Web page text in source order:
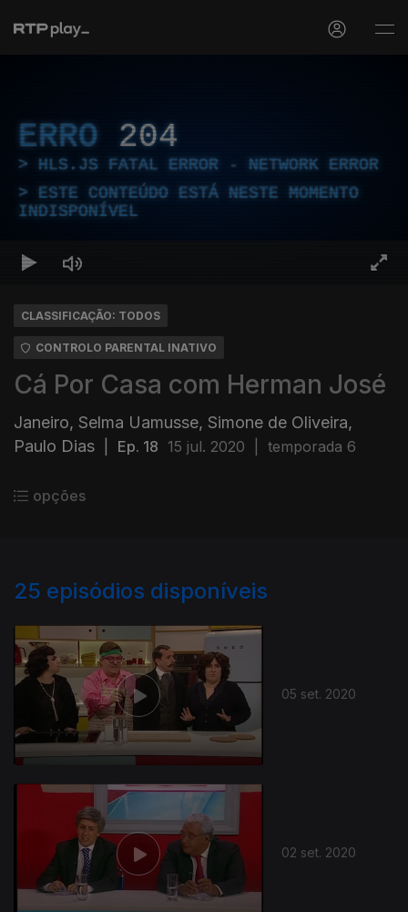
ERRO 204
HLS.JS FATAL ERROR - NETWORK ERROR
ESTE CONTEÚDO ESTÁ NESTE MOMENTO
INDISPONÍVEL
CLASSIFICAÇÃO: TODOS
CONTROLO PARENTAL INATIVO
Cá Por Casa com Herman José
Janeiro, Selma Uamusse, Simone de Oliveira,
Paulo Dias
Ep. 18 15 jul. 2020 temporada 6
opções
25 episódios disponíveis
05 set. 2020
02 set. 2020